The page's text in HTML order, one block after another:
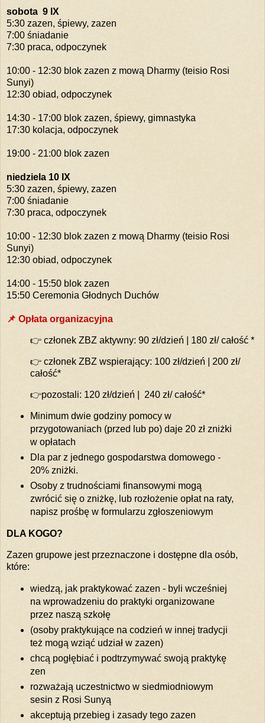
sobota 9 IX
5:30 zazen, śpiewy, zazen
7:00 śniadanie
7:30 praca, odpoczynek
10:00 - 12:30 blok zazen z mową Dharmy (teisio Rosi
Sunyi)
12:30 obiad, odpoczynek
14:30 - 17:00 blok zazen, śpiewy, gimnastyka
17:30 kolacja, odpoczynek
19:00 - 21:00 blok zazen
niedziela 10 IX
5:30 zazen, śpiewy, zazen
7:00 śniadanie
7:30 praca, odpoczynek
10:00 - 12:30 blok zazen z mową Dharmy (teisio Rosi
Sunyi)
12:30 obiad, odpoczynek
14:00 - 15:50 blok zazen
15:50 Ceremonia Głodnych Duchów
📌 Opłata organizacyjna
👉 członek ZBZ aktywny: 90 zł/dzień | 180 zł/ całość *
👉 członek ZBZ wspierający: 100 zł/dzień | 200 zł/
całość*
👉pozostali: 120 zł/dzień | 240 zł/ całość*
Minimum dwie godziny pomocy w
przygotowaniach (przed lub po) daje 20 zł zniżki
w opłatach
Dla par z jednego gospodarstwa domowego -
20% zniżki.
Osoby z trudnościami finansowymi mogą
zwrócić się o zniżkę, lub rozłożenie opłat na raty,
napisz prośbę w formularzu zgłoszeniowym
DLA KOGO?
Zazen grupowe jest przeznaczone i dostępne dla osób,
które:
wiedzą, jak praktykować zazen - byli wcześniej
na wprowadzeniu do praktyki organizowane
przez naszą szkołę
(osoby praktykujące na codzień w innej tradycji
też mogą wziąć udział w zazen)
chcą pogłębiać i podtrzymywać swoją praktykę
zen
rozważają uczestnictwo w siedmiodniowym
sesin z Rosi Sunyą
akceptują przebieg i zasady tego zazen